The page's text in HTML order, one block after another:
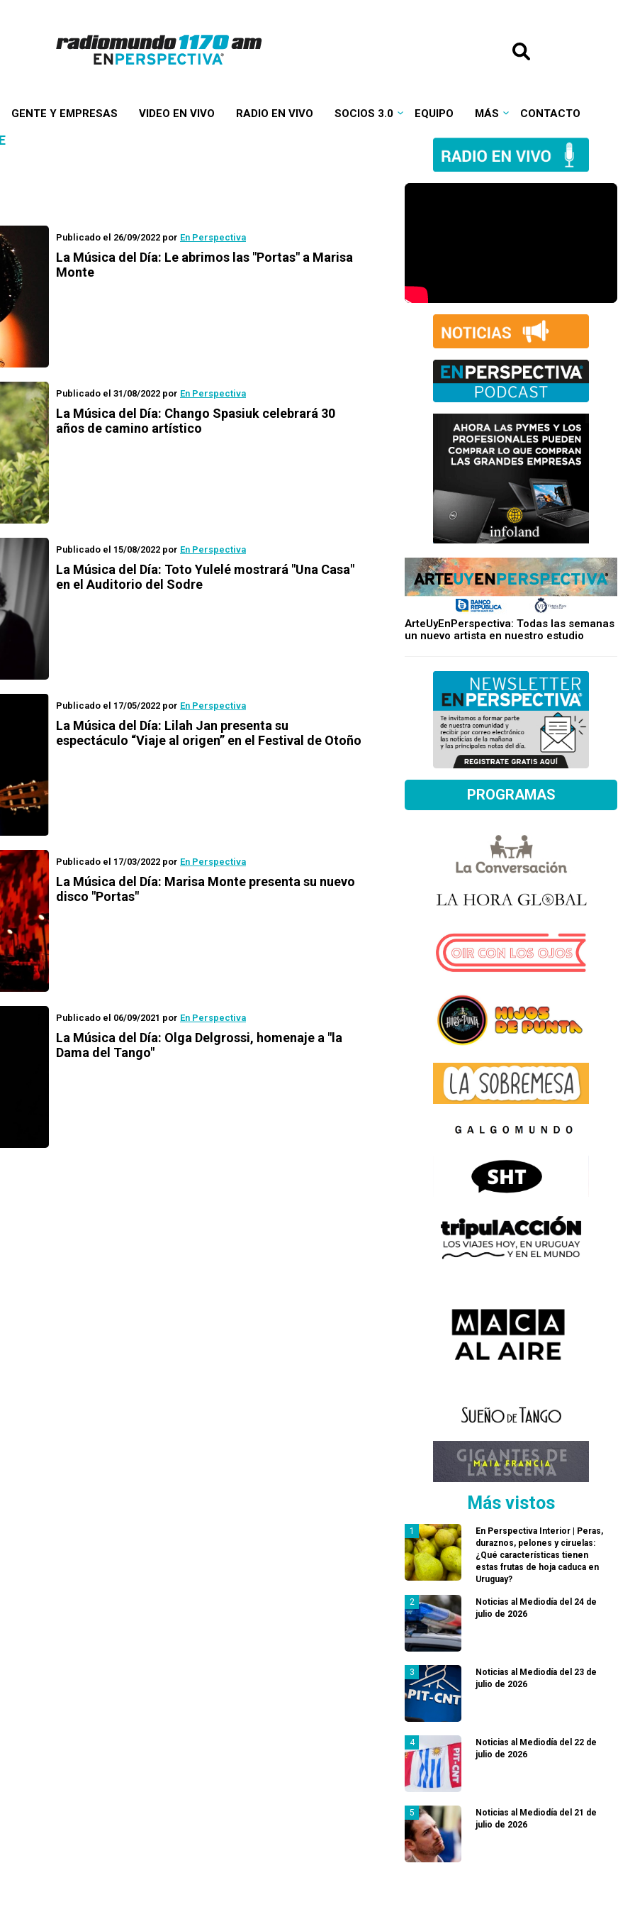
GENTE Y EMPRESAS VIDEO EN VIVO RADIO EN VIVO SOCIOS 3.0 EQUIPO MÁS CONTACTO
Publicado el 26/09/2022 por En Perspectiva
La Música del Día: Le abrimos las "Portas" a Marisa
Monte
Publicado el 31/08/2022 por En Perspectiva
La Música del Día: Chango Spasiuk celebrará 30
años de camino artístico
Publicado el 15/08/2022 por En Perspectiva
La Música del Día: Toto Yulelé mostrará "Una Casa"
en el Auditorio del Sodre
Publicado el 17/05/2022 por En Perspectiva
La Música del Día: Lilah Jan presenta su
espectáculo “Viaje al origen” en el Festival de Otoño
Publicado el 17/03/2022 por En Perspectiva
La Música del Día: Marisa Monte presenta su nuevo
disco "Portas"
Publicado el 06/09/2021 por En Perspectiva
La Música del Día: Olga Delgrossi, homenaje a "la
Dama del Tango"
ArteUyEnPerspectiva: Todas las semanas
un nuevo artista en nuestro estudio
PROGRAMAS
Más vistos
En Perspectiva Interior | Peras,
duraznos, pelones y ciruelas:
¿Qué características tienen
estas frutas de hoja caduca en
Uruguay?
Noticias al Mediodía del 24 de
julio de 2026
Noticias al Mediodía del 23 de
julio de 2026
Noticias al Mediodía del 22 de
julio de 2026
Noticias al Mediodía del 21 de
julio de 2026